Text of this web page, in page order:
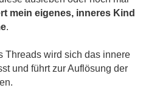
mein eigenes, inneres Kind
.
Threads wird sich das innere
und führt zur Auflösung der